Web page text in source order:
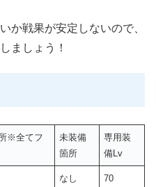
か戦果が安定しないので、
ましょう！
※全てフ
未装備
箇所
専用装
備Lv
なし 70